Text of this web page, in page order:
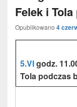
Felek i
Opublikowano 4
5.VIgodz.
Tola podczas